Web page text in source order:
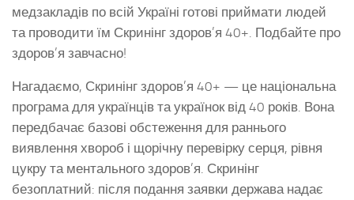
медзакладів по всій Україні готові приймати людей
та проводити їм Скринінг здоров’я 40+. Подбайте про
здоров’я завчасно!
Нагадаємо, Скринінг здоров’я 40+ — це національна
програма для українців та українок від 40 років. Вона
передбачає базові обстеження для раннього
виявлення хвороб і щорічну перевірку серця, рівня
цукру та ментального здоров’я. Скринінг
безоплатний: після подання заявки держава надає